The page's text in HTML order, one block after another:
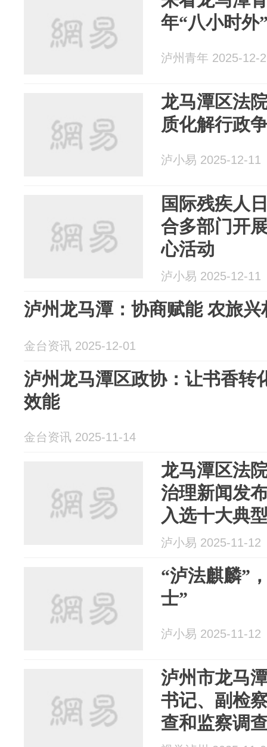
年“八小时外
泸州青年 2025-12-
龙马潭区法
质化解行政
泸小易 2025-12-11
国际残疾人
合多部门开
心活动
泸小易 2025-12-11
泸州龙马潭：协商赋能 农旅兴
金台资讯 2025-12-01
泸州龙马潭区政协：让书香转
效能
金台资讯 2025-11-14
龙马潭区法
治理新闻发
入选十大典
泸小易 2025-11-12
“泸法麒麟”
士”
泸小易 2025-11-12
泸州市龙马
书记、副检
查和监察调